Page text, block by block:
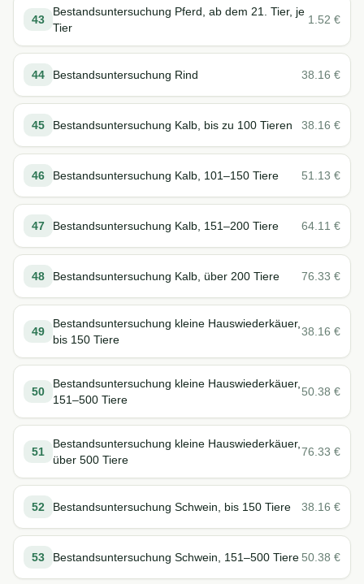
43
Bestandsuntersuchung Pferd, ab dem 21. Tier, je
Tier
1.52 €
44 Bestandsuntersuchung Rind 38.16 €
45 Bestandsuntersuchung Kalb, bis zu 100 Tieren 38.16 €
46 Bestandsuntersuchung Kalb, 101–150 Tiere 51.13 €
47 Bestandsuntersuchung Kalb, 151–200 Tiere 64.11 €
48 Bestandsuntersuchung Kalb, über 200 Tiere 76.33 €
49
Bestandsuntersuchung kleine Hauswiederkäuer,
bis 150 Tiere
38.16 €
50
Bestandsuntersuchung kleine Hauswiederkäuer,
151–500 Tiere
50.38 €
51
Bestandsuntersuchung kleine Hauswiederkäuer,
über 500 Tiere
76.33 €
52 Bestandsuntersuchung Schwein, bis 150 Tiere 38.16 €
53 Bestandsuntersuchung Schwein, 151–500 Tiere 50.38 €